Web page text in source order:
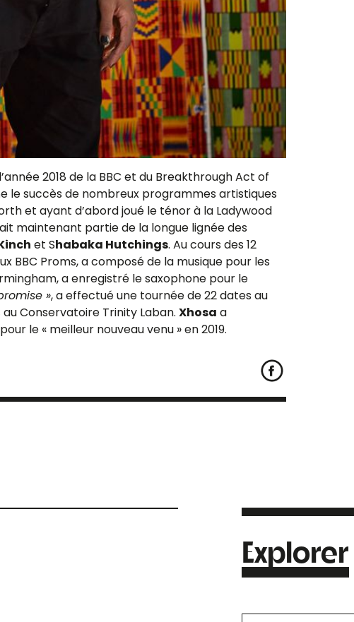
2018 de la BBC et du Breakthrough Act of
le succès de nombreux programmes artistiques
et ayant d’abord joué le ténor à la Ladywood
maintenant partie de la longue lignée des
et Shabaka Hutchings. Au cours des 12
BBC Proms, a composé de la musique pour les
a enregistré le saxophone pour le
», a effectué une tournée de 22 dates au
Conservatoire Trinity Laban. Xhosa a
le « meilleur nouveau venu » en 2019.
Explorer